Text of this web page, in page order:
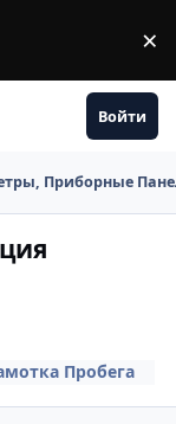
×
Войти
Приборные
Пробега